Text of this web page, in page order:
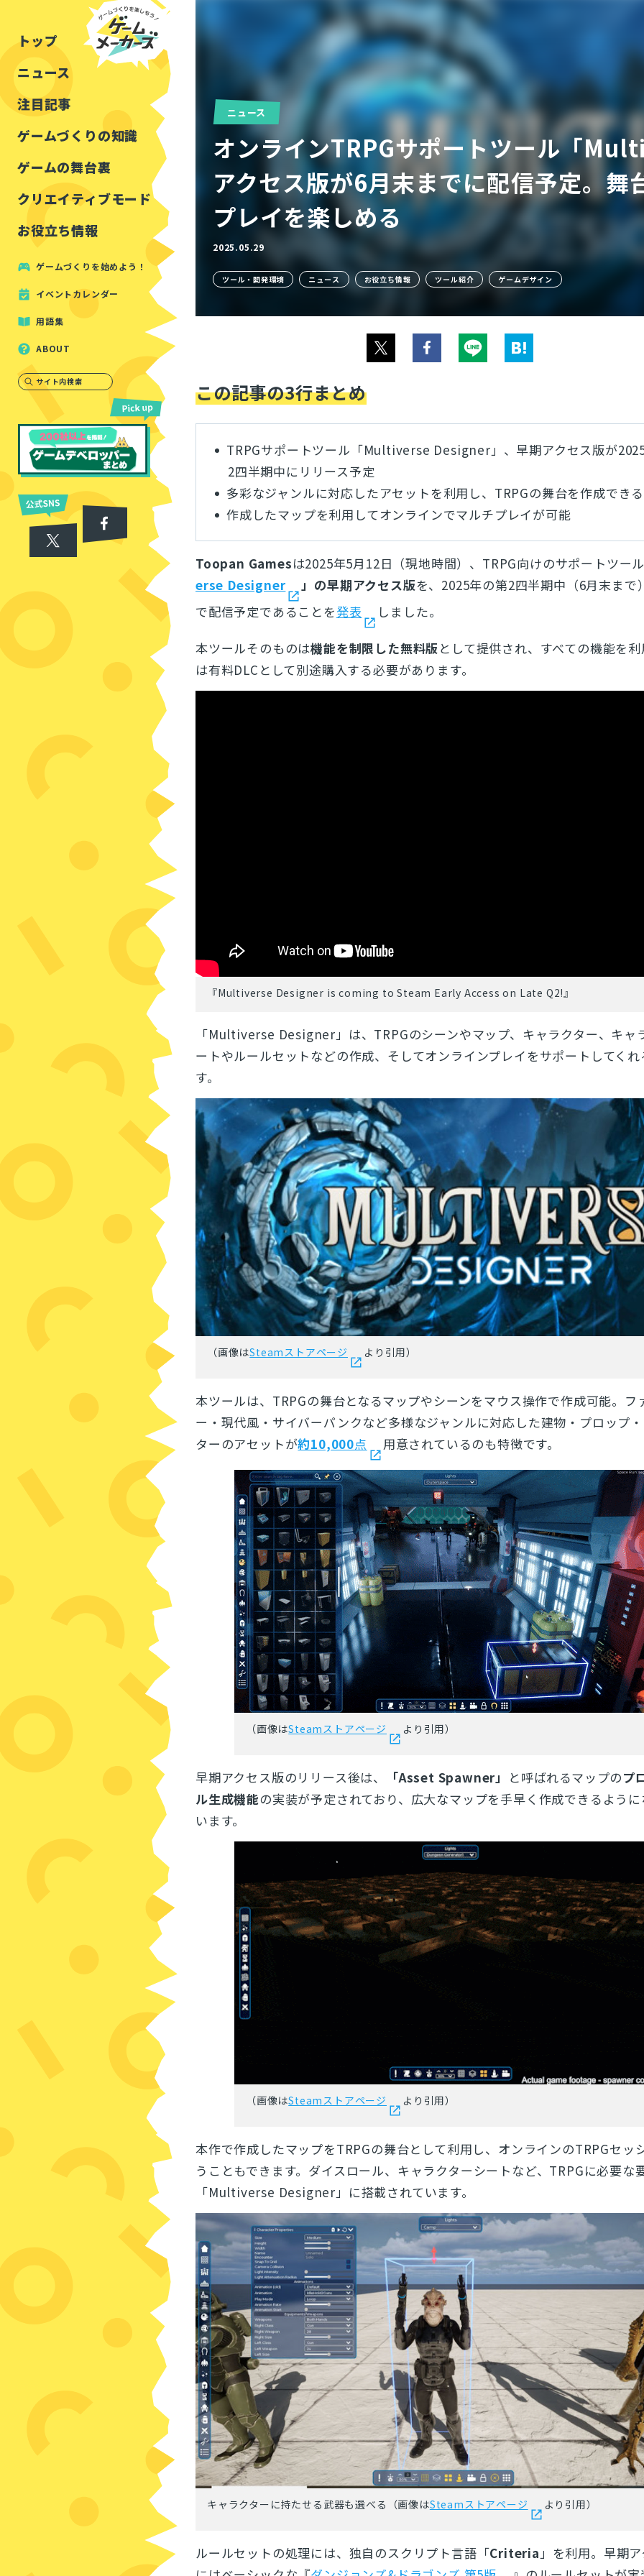
トップ
ニュース
注目記事
ゲームづくりの知識
ルールをつくる
しくみをつくる
見た目を良くする
ゲームの舞台裏
講演レポート
クリエイティブモード
マインクラフト
お役立ち情報
イベントレポート
注目・定番の〇〇
アセットレビュー
ツール紹介
周辺機器・ハードウェア
ゲームづくりを始めよう！
イベントカレンダー
用語集
ABOUT
サイト内検索
ニュース
オンラインTRPGサポートツール「
アクセス版が6月末までに配信予定。舞
プレイを楽しめる
2025.05.29
ツール・開発環境 ニュース お役立ち情報 ツール紹介 ゲームデザイン
この記事の3行まとめ
TRPGサポートツール「Multiverse Designer」、 早期アクセス版が
2四半期中にリリース予定
多彩なジャンルに対応したアセットを利用し、TRPGの舞台を作成できる
作成したマップを利用してオンラインでマルチプレイが可能
Toopan Gamesは2025年5月12日（現地時間）、TRPG向けのサポートツー
erse Designer
」の早期アクセス版を、2025年の第2四半期中（6月末ま
で配信予定であることを発表 しました。
本ツールそのものは機能を制限した無料版として提供され、すべての機能を
は有料DLCとして別途購入する必要があります。
『Multiverse Designer is coming to Steam Early Access on Late Q2!』
「Multiverse Designer」は、TRPGのシーンやマップ、キャラクター、キャ
ートやルールセットなどの作成、そしてオンラインプレイをサポートしてく
す。
（画像はSteamストアページ より引用）
本ツールは、TRPGの舞台となるマップやシーンをマウス操作で作成可能。フ
ー・現代風・サイバーパンクなど多様なジャンルに対応した建物・プロップ
ターのアセットが約10,000点 用意されているのも特徴です。
（画像はSteamストアページ より引用）
早期アクセス版のリリース後は、 「Asset Spawner」 と呼ばれるマップのプ
ル生成機能の実装が予定されており、広大なマップを手早く作成できるよう
います。
（画像はSteamストアページ より引用）
本作で作成したマップをTRPGの舞台として利用し、オンラインのTRPGセッ
うこともできます。ダイスロール、キャラクターシートなど、TRPGに必要な
「Multiverse Designer」に搭載されています。
キャラクターに持たせる武器も選べる（画像はSteamストアページ より引用）
ルールセットの処理には、独自のスクリプト言語「Criteria」を利用。早期
とじる
検索